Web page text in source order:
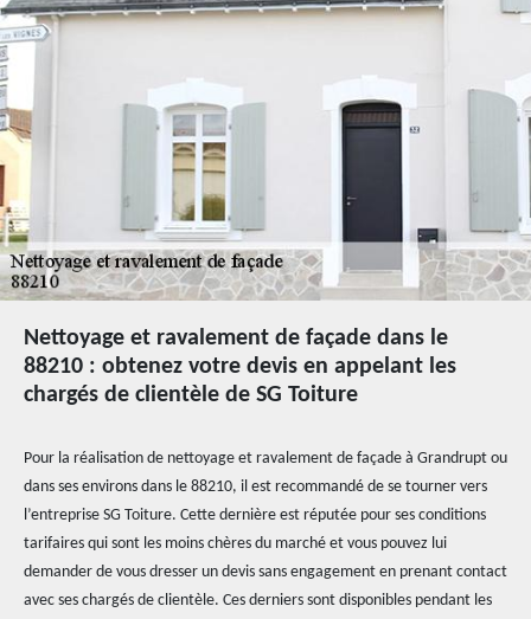
Nettoyage et ravalement de façade dans le
88210 : obtenez votre devis en appelant les
chargés de clientèle de SG Toiture
Pour la réalisation de nettoyage et ravalement de façade à Grandrupt ou
dans ses environs dans le 88210, il est recommandé de se tourner vers
l’entreprise SG Toiture. Cette dernière est réputée pour ses conditions
tarifaires qui sont les moins chères du marché et vous pouvez lui
demander de vous dresser un devis sans engagement en prenant contact
avec ses chargés de clientèle. Ces derniers sont disponibles pendant les